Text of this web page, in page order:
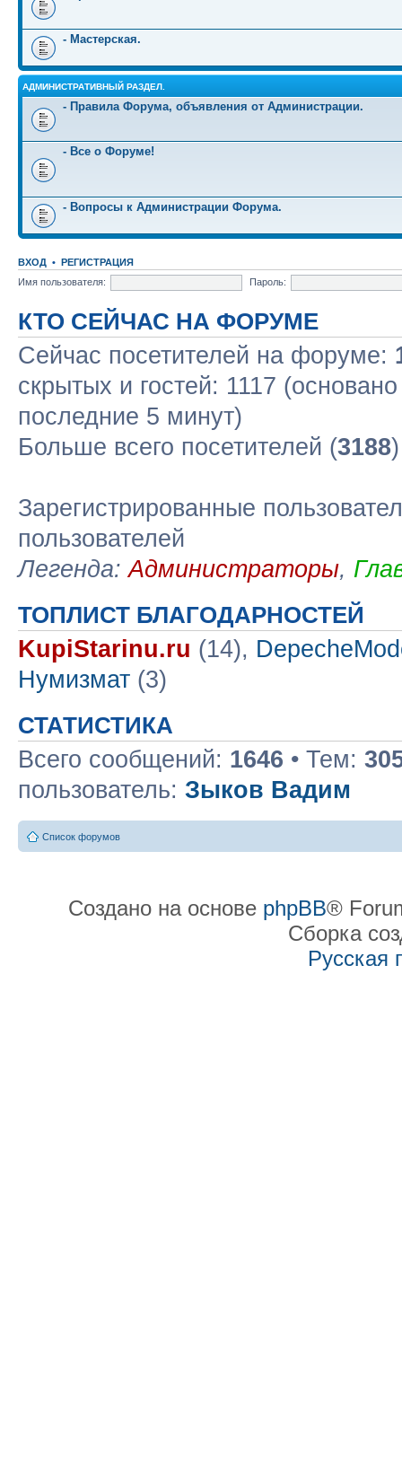
- Мастерская.
АДМИНИСТРАТИВНЫЙ РАЗДЕЛ.
- Правила Форума, объявления от Администрации.
- Все о Форуме!
- Вопросы к Администрации Форума.
ВХОД • РЕГИСТРАЦИЯ
Имя пользователя:
Пароль:
КТО СЕЙЧАС НА ФОРУМЕ
Сейчас посетителей на форуме:
скрытых и гостей: 1117
последние 5 минут)
Больше всего посетителей (3188
Зарегистрированные
пользователей
Легенда:Администраторы,
ТОПЛИСТ БЛАГОДАРНОСТЕЙ
KupiStarinu.ru (14),
Нумизмат (3)
СТАТИСТИКА
Всего сообщений: 1646 • Тем:
пользователь: Зыков Вадим
Список форумов
Создано на основе phpBB®
Сборка
Русская